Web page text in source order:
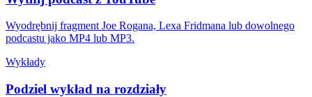
Wyodrębnij fragment Joe Rogana, Lexa Fridmana lub dowolnego
podcastu jako MP4 lub MP3.
Wykłady
Podziel wykład na rozdziały